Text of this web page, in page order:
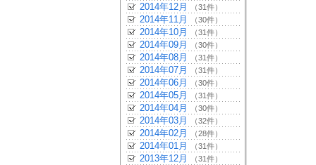
2014年12月 （31件）
2014年11月 （30件）
2014年10月 （31件）
2014年09月 （30件）
2014年08月 （31件）
2014年07月 （31件）
2014年06月 （30件）
2014年05月 （31件）
2014年04月 （30件）
2014年03月 （32件）
2014年02月 （28件）
2014年01月 （31件）
2013年12月 （31件）